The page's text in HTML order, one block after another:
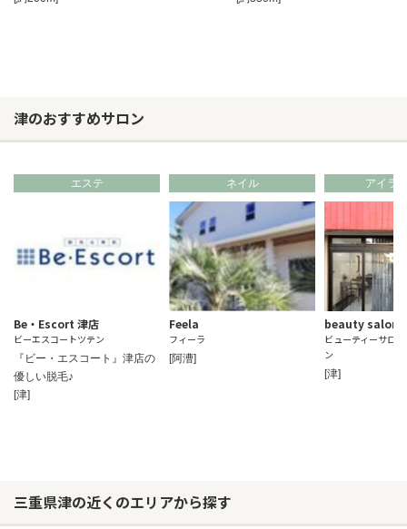
津のおすすめサロン
エステ
Be・Escort 津店
ビーエスコートツテン
『ビー・エスコート』津店の
優しい脱毛♪
[津]
ネイル
Feela
フィーラ
[阿漕]
アイラ
beauty salon
ビューティーサロ
ン
[津]
三重県津の近くのエリアから探す